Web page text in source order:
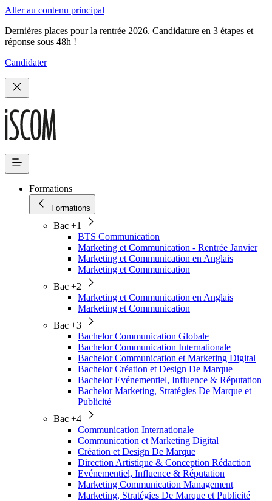
Aller au contenu principal
Dernières places pour la rentrée 2026. Candidature en 3 étapes et
réponse sous 48h !
Candidater
Formations
Formations
Bac +1
BTS Communication
Marketing et Communication - Rentrée Janvier
Marketing et Communication en Anglais
Marketing et Communication
Bac +2
Marketing et Communication en Anglais
Marketing et Communication
Bac +3
Bachelor Communication Globale
Bachelor Communication Internationale
Bachelor Communication et Marketing Digital
Bachelor Création et Design De Marque
Bachelor Evénementiel, Influence & Réputation
Bachelor Marketing, Stratégies De Marque et
Publicité
Bac +4
Communication Internationale
Communication et Marketing Digital
Création et Design De Marque
Direction Artistique & Conception Rédaction
Evénementiel, Influence & Réputation
Marketing Communication Management
Marketing, Stratégies De Marque et Publicité